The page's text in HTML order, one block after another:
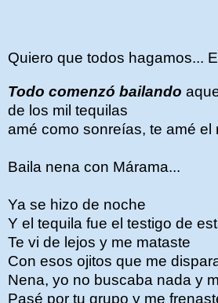
Quiero que todos hagamos...
Todo comenzó bailando
de los mil tequilas
amé como sonreías, te amé el
Baila nena con Márama...
Ya se hizo de noche
Y el tequila fue el testigo de
Te vi de lejos y me mataste
Con esos ojitos que me
Nena, yo no buscaba nada y
Pasé por tu grupo y me